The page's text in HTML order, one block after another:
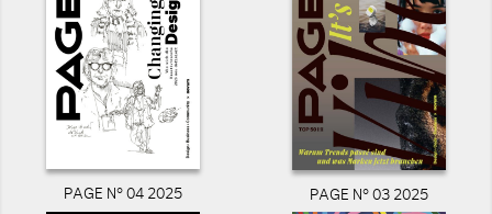
PAGE N° 04 2025 PAGE N° 03 2025